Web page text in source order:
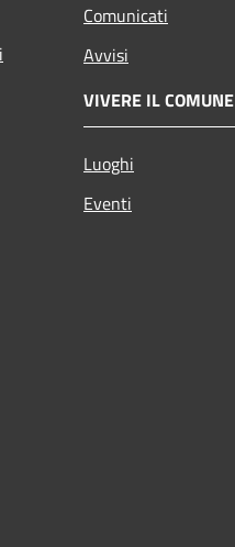
Comunicati
Avvisi
VIVERE IL COMUNE
Luoghi
Eventi